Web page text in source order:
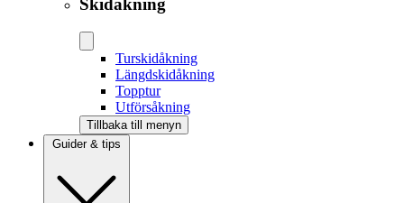
Skidåkning
Tur­skidåkning
Längd­skidåkning
Topptur
Utförsåkning
Tillbaka till menyn
Guider & tips